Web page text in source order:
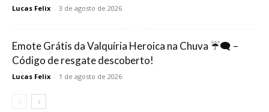
Lucas Felix - 3 de agosto de 2026
Emote Grátis da Valquíria Heroica na Chuva ☔🗨️ –
Código de resgate descoberto!
Lucas Felix - 1 de agosto de 2026